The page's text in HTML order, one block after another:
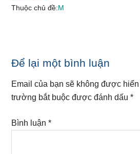
Thuộc chủ đề:M
Reader
Interactions
Để lại một bình luận
Email của bạn sẽ không được
trường bắt buộc được đánh dấu*
Bình luận*